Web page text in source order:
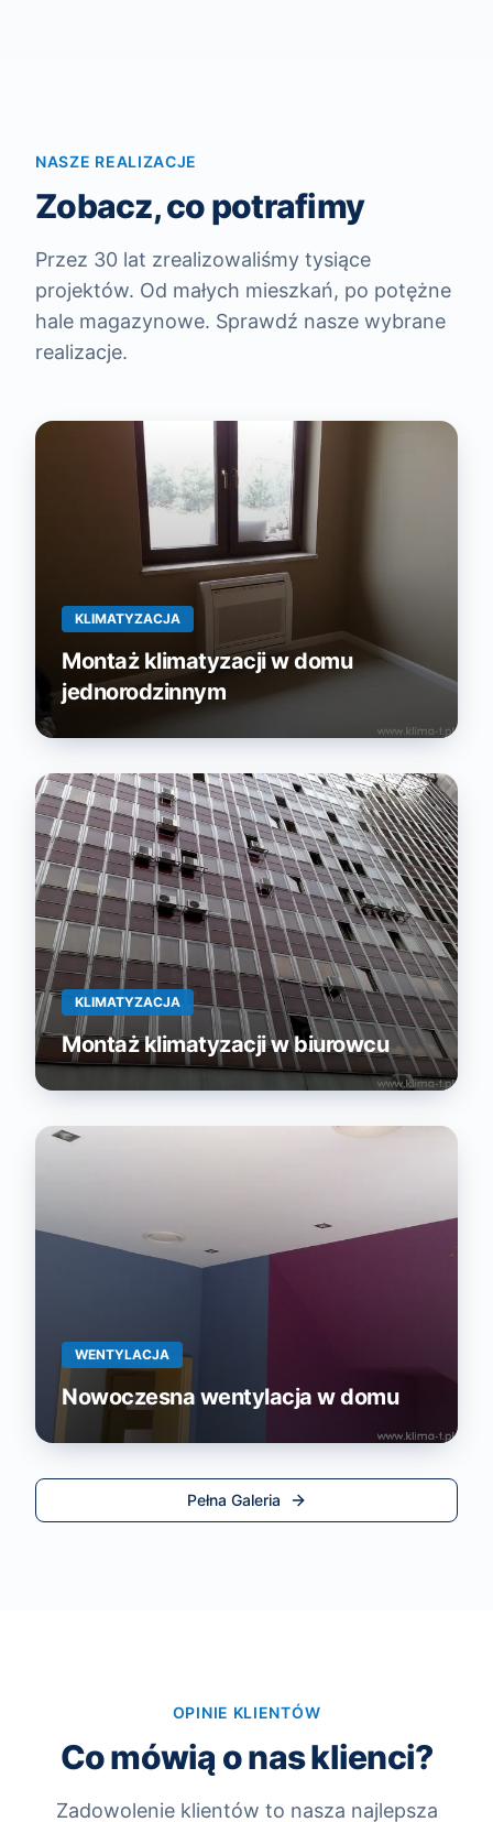
NASZE REALIZACJE
Zobacz, co potrafimy
Przez 30 lat zrealizowaliśmy tysiące
projektów. Od małych mieszkań, po potężne
hale magazynowe. Sprawdź nasze wybrane
realizacje.
KLIMATYZACJA
Montaż klimatyzacji w domu
jednorodzinnym
KLIMATYZACJA
Montaż klimatyzacji w biurowcu
WENTYLACJA
Nowoczesna wentylacja w domu
Pełna Galeria
OPINIE KLIENTÓW
Co mówią o nas klienci?
Zadowolenie klientów to nasza najlepsza